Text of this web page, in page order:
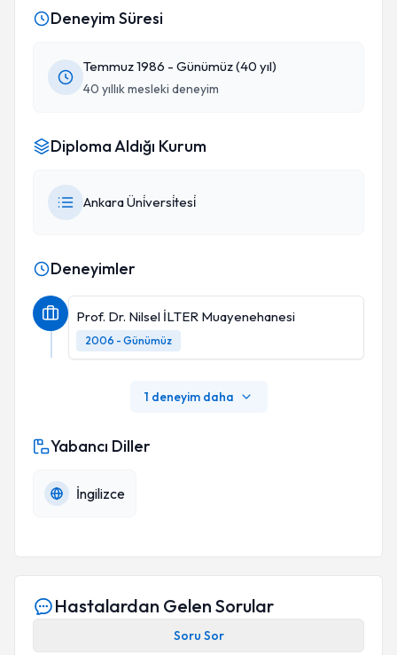
Deneyim Süresi
Temmuz 1986 - Günümüz (40 yıl)
40 yıllık mesleki deneyim
Diploma Aldığı Kurum
Ankara Üni̇versi̇tesi̇
Deneyimler
Prof. Dr. Nilsel İLTER Muayenehanesi
2006 - Günümüz
1 deneyim daha
Yabancı Diller
İngilizce
Hastalardan Gelen Sorular
Soru Sor